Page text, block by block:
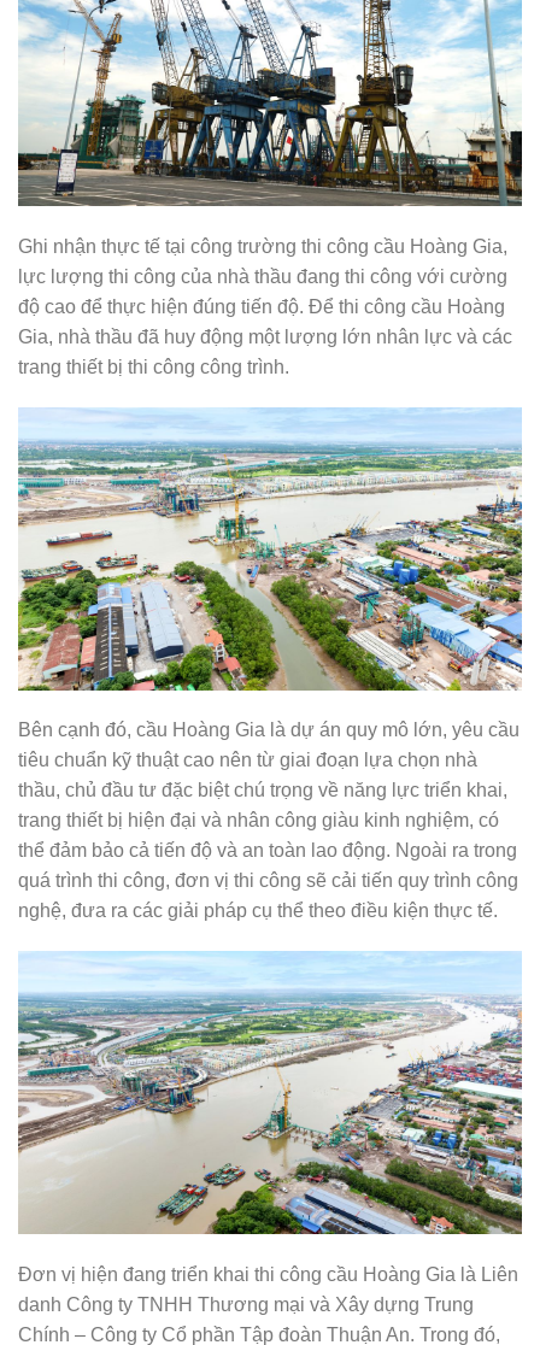
Ghi nhận thực tế tại công trường thi công cầu Hoàng Gia,
lực lượng thi công của nhà thầu đang thi công với cường
độ cao để thực hiện đúng tiến độ. Để thi công cầu Hoàng
Gia, nhà thầu đã huy động một lượng lớn nhân lực và các
trang thiết bị thi công công trình.
Bên cạnh đó, cầu Hoàng Gia là dự án quy mô lớn, yêu cầu
tiêu chuẩn kỹ thuật cao nên từ giai đoạn lựa chọn nhà
thầu, chủ đầu tư đặc biệt chú trọng về năng lực triển khai,
trang thiết bị hiện đại và nhân công giàu kinh nghiệm, có
thể đảm bảo cả tiến độ và an toàn lao động. Ngoài ra trong
quá trình thi công, đơn vị thi công sẽ cải tiến quy trình công
nghệ, đưa ra các giải pháp cụ thể theo điều kiện thực tế.
Đơn vị hiện đang triển khai thi công cầu Hoàng Gia là Liên
danh Công ty TNHH Thương mại và Xây dựng Trung
Chính – Công ty Cổ phần Tập đoàn Thuận An. Trong đó,